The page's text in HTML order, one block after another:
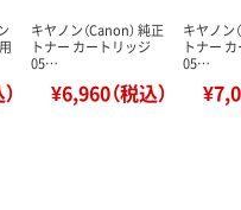
キヤノン（Canon） 純正
トナー カートリッジ
05…
¥6,960（税込）
キヤノン
トナー
05…